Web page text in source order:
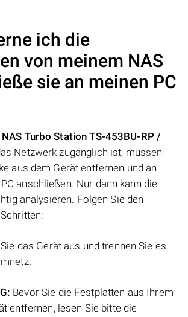
ich die
von meinem NAS
sie an meinen PC
NAS Turbo Station TS-453BU-RP /
Netzwerk zugänglich ist, müssen
aus dem Gerät entfernen und an
anschließen. Nur dann kann die
analysieren. Folgen Sie den
das Gerät aus und trennen Sie es
Bevor Sie die Festplatten aus Ihrem
entfernen, lesen Sie bitte die